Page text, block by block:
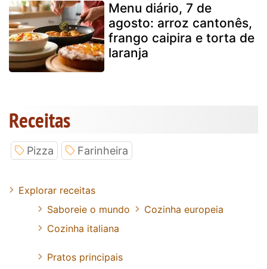
Menu diário, 7 de
agosto: arroz cantonês,
frango caipira e torta de
laranja
Receitas
Pizza Farinheira
Explorar receitas
Saboreie o mundo
Cozinha europeia
Cozinha italiana
Pratos principais